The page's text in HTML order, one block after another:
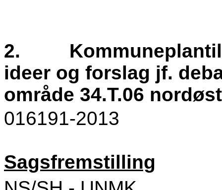
2.
ideer og forslag jf.
område 34.T.06
016191-2013
Sagsfremstilling